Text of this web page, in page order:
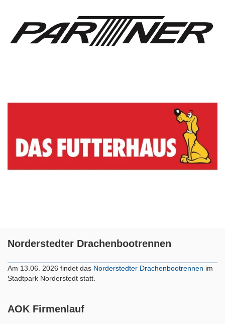
Norderstedter Drachenbootrennen
Am 13.06. 2026 findet das Norderstedter Drachenbootrennen im
Stadtpark Norderstedt statt.
AOK Firmenlauf